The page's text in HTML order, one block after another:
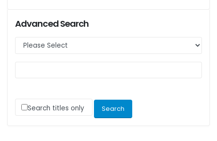
Advanced Search
Search titles only